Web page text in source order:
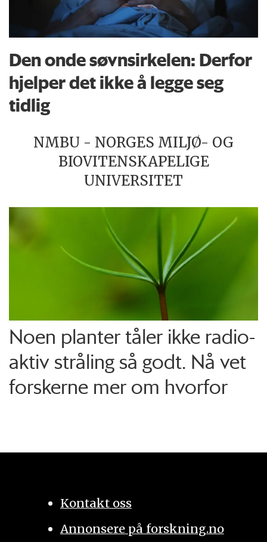
Den onde søvnsirkelen: Derfor
hjelper det ikke å legge seg
tidlig
NMBU - NORGES MILJØ- OG
BIOVITENSKAPELIGE
UNIVERSITET
Noen planter tåler ikke radio­
aktiv stråling så godt. Nå vet
forskerne mer om hvorfor
Kontakt oss
Annonsere på forskning.no